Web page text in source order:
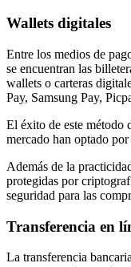
Wallets digitales
Entre los medios de
se encuentran las
wallets o carteras
Pay, Samsung Pay,
El éxito de este método
mercado han optado
Además de la
protegidas por
seguridad para las
Transferencia en
La transferencia